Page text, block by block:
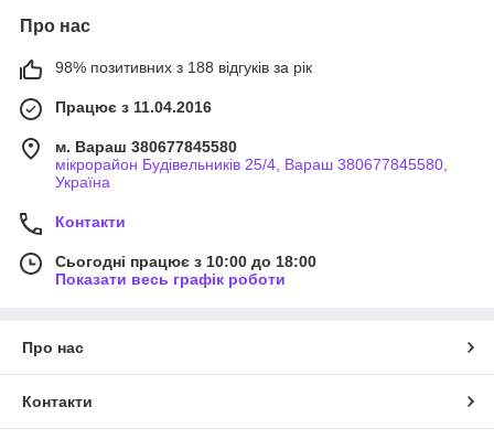
Про нас
98% позитивних з 188 відгуків за рік
Працює з 11.04.2016
м. Вараш 380677845580
мікрорайон Будівельників 25/4, Вараш 380677845580,
Україна
Контакти
Сьогодні працює з 10:00 до 18:00
Показати весь графік роботи
Про нас
Контакти